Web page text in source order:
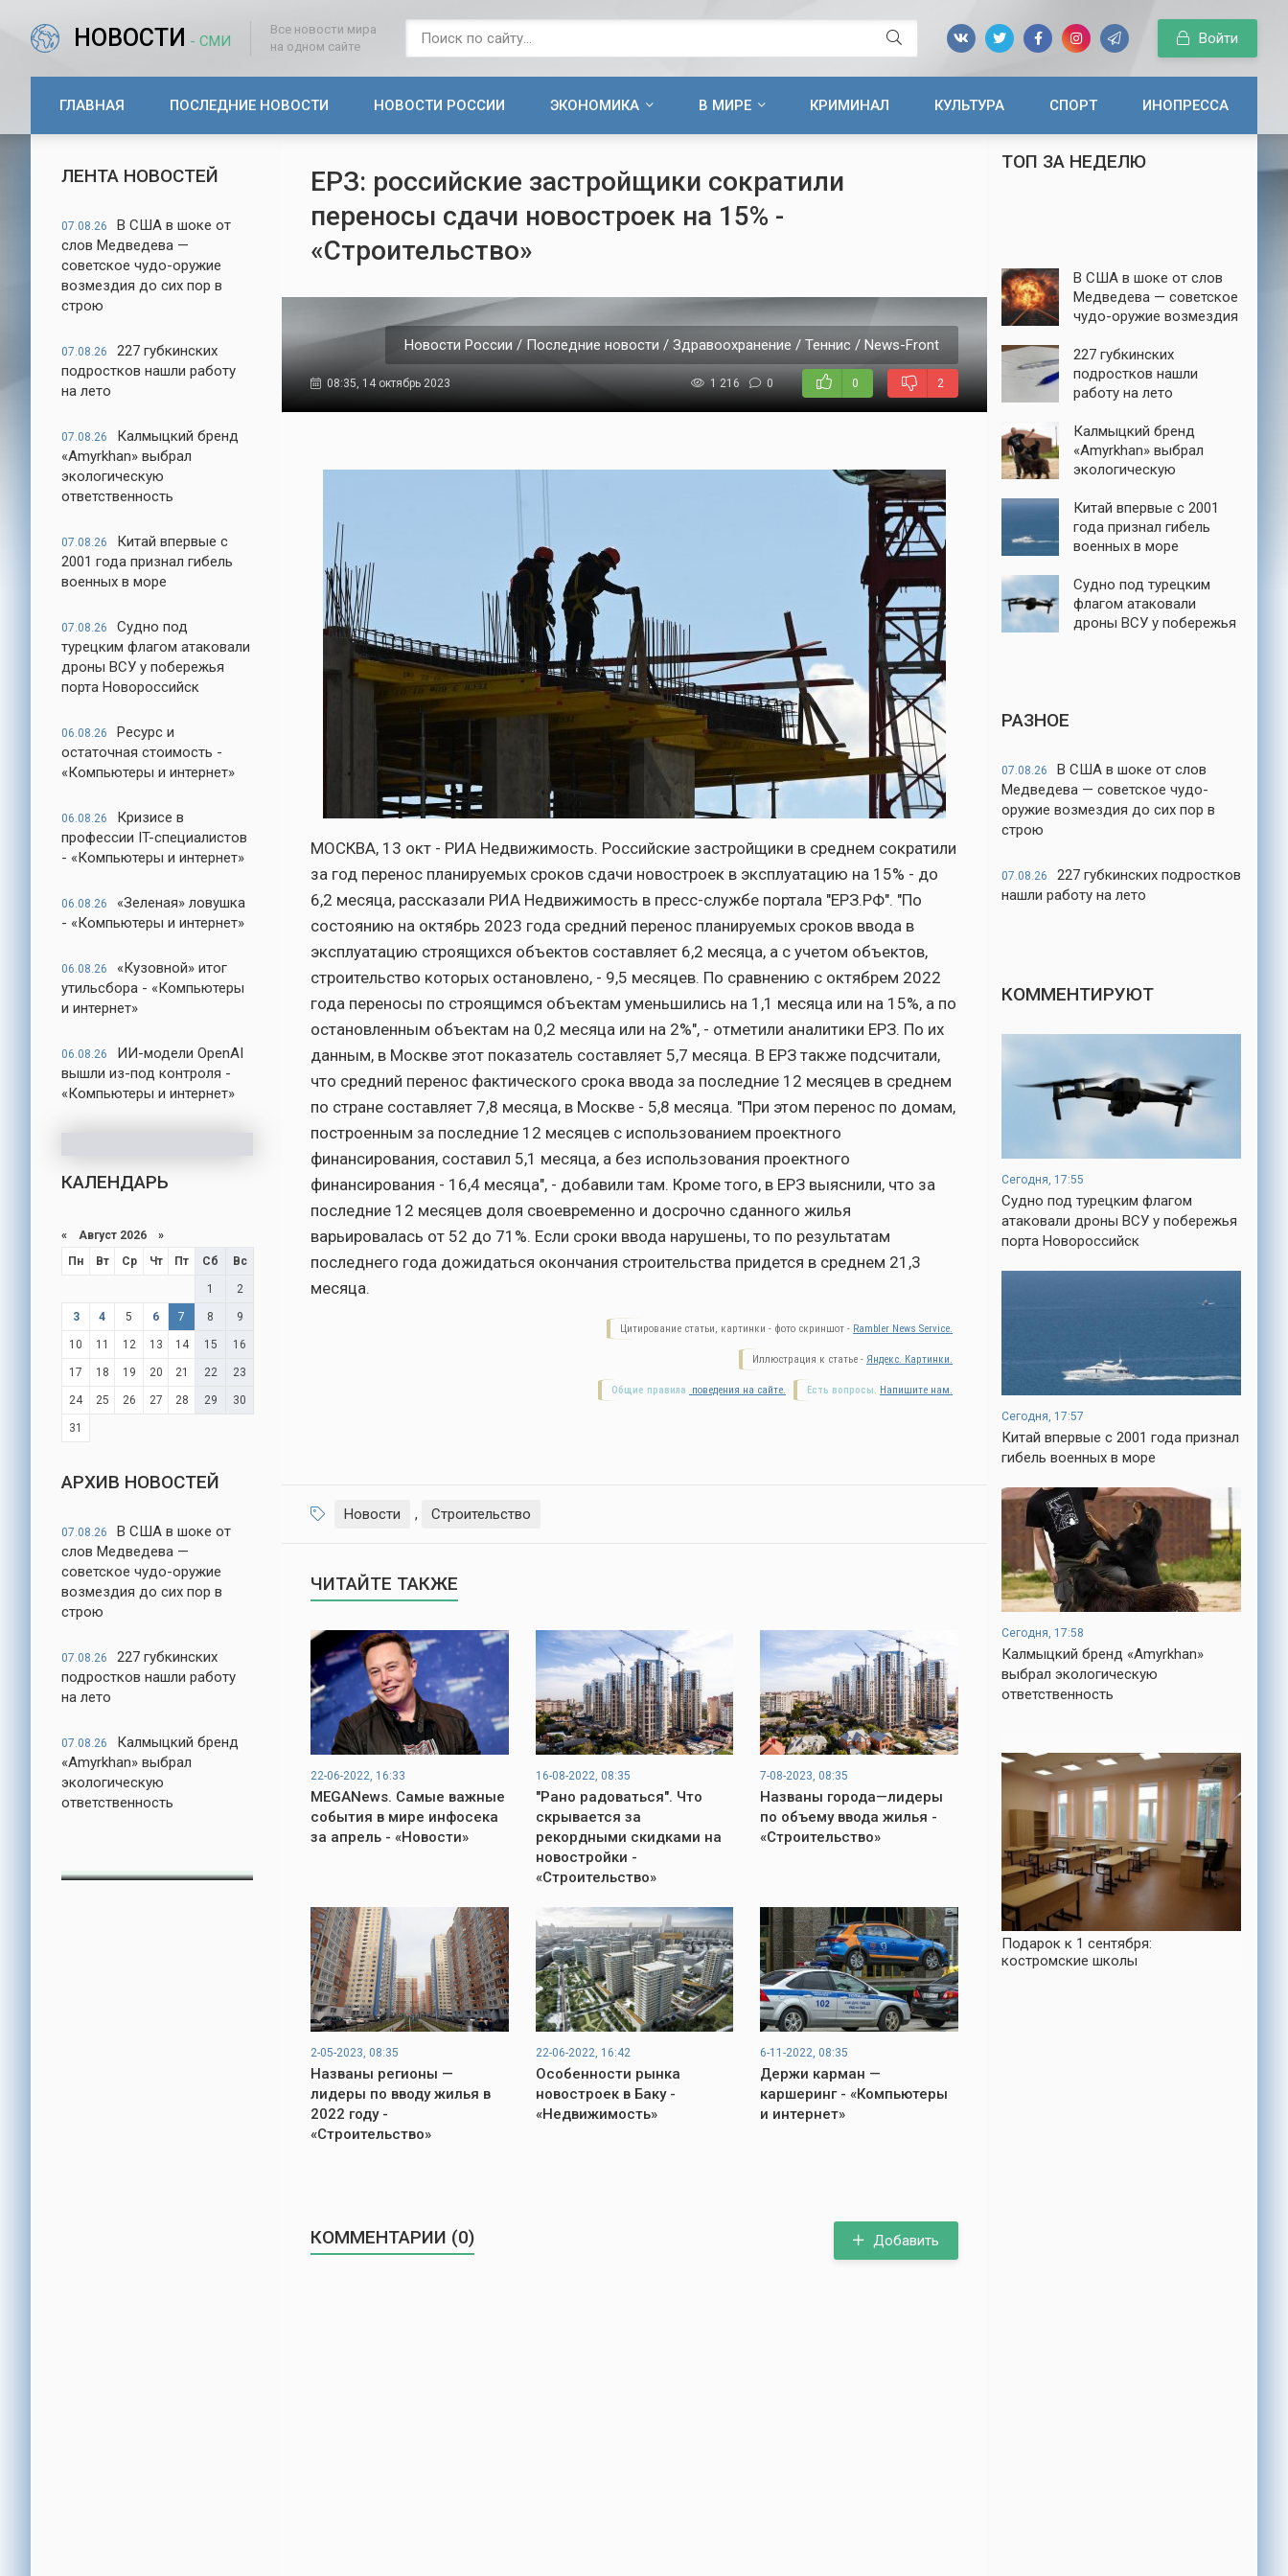
НОВОСТИ - СМИ
Все новости мира
на одном сайте
Войти
ГЛАВНАЯ ПОСЛЕДНИЕ НОВОСТИ НОВОСТИ РОССИИ ЭКОНОМИКА В МИРЕ КРИМИНАЛ КУЛЬТУРА СПОРТ ИНОПРЕССА
ЛЕНТА НОВОСТЕЙ
07.08.26
В США в шоке от
слов Медведева —
советское чудо-оружие
возмездия до сих пор в
строю
07.08.26
227 губкинских
подростков нашли работу
на лето
07.08.26
Калмыцкий бренд
«Amyrkhan» выбрал
экологическую
ответственность
07.08.26
Китай впервые с
2001 года признал гибель
военных в море
07.08.26
Судно под
турецким флагом атаковали
дроны ВСУ у побережья
порта Новороссийск
06.08.26
Ресурс и
остаточная стоимость -
«Компьютеры и интернет»
06.08.26
Кризисе в
профессии IT-специалистов
- «Компьютеры и интернет»
06.08.26
«Зеленая» ловушка
- «Компьютеры и интернет»
06.08.26
«Кузовной» итог
утильсбора - «Компьютеры
и интернет»
06.08.26
ИИ-модели OpenAI
вышли из-под контроля -
«Компьютеры и интернет»
КАЛЕНДАРЬ
« Август 2026 »
Пн
Вт Ср Чт Пт Сб Вс
1 2
3 4 5 6 7 8 9
10 11 12 13 14 15 16
17 18 19 20 21 22 23
24 25 26 27 28 29 30
31
АРХИВ НОВОСТЕЙ
07.08.26
В США в шоке от
слов Медведева —
советское чудо-оружие
возмездия до сих пор в
строю
07.08.26
227 губкинских
подростков нашли работу
на лето
07.08.26
Калмыцкий бренд
«Amyrkhan» выбрал
экологическую
ответственность
ЕРЗ: российские застройщики сократили
переносы сдачи новостроек на 15% -
«Строительство»
Новости России / Последние новости / Здравоохранение / Теннис / News-Front
08:35, 14 октябрь 2023 1 216 0 0 2
МОСКВА, 13 окт - РИА Недвижимость. Российские застройщики в среднем сократили
за год перенос планируемых сроков сдачи новостроек в эксплуатацию на 15% - до
6,2 месяца, рассказали РИА Недвижимость в пресс-службе портала "ЕРЗ.РФ". "По
состоянию на октябрь 2023 года средний перенос планируемых сроков ввода в
эксплуатацию строящихся объектов составляет 6,2 месяца, а с учетом объектов,
строительство которых остановлено, - 9,5 месяцев. По сравнению с октябрем 2022
года переносы по строящимся объектам уменьшились на 1,1 месяца или на 15%, а по
остановленным объектам на 0,2 месяца или на 2%", - отметили аналитики ЕРЗ. По их
данным, в Москве этот показатель составляет 5,7 месяца. В ЕРЗ также подсчитали,
что средний перенос фактического срока ввода за последние 12 месяцев в среднем
по стране составляет 7,8 месяца, в Москве - 5,8 месяца. "При этом перенос по домам,
построенным за последние 12 месяцев с использованием проектного
финансирования, составил 5,1 месяца, а без использования проектного
финансирования - 16,4 месяца", - добавили там. Кроме того, в ЕРЗ выяснили, что за
последние 12 месяцев доля своевременно и досрочно сданного жилья
варьировалась от 52 до 71%. Если сроки ввода нарушены, то по результатам
последнего года дожидаться окончания строительства придется в среднем 21,3
месяца.
Цитирование статьи, картинки - фото скриншот - Rambler News Service.
Иллюстрация к статье - Яндекс. Картинки.
Есть вопросы. Напишите нам.
Общие правила поведения на сайте.
Новости , Строительство
ЧИТАЙТЕ ТАКЖЕ
22-06-2022, 16:33
MEGANews. Самые важные
события в мире инфосека
за апрель - «Новости»
16-08-2022, 08:35
"Рано радоваться". Что
скрывается за
рекордными скидками на
новостройки -
«Строительство»
7-08-2023, 08:35
Названы города—лидеры
по объему ввода жилья -
«Строительство»
2-05-2023, 08:35
Названы регионы —
лидеры по вводу жилья в
2022 году -
«Строительство»
22-06-2022, 16:42
Особенности рынка
новостроек в Баку -
«Недвижимость»
6-11-2022, 08:35
Держи карман —
каршеринг - «Компьютеры
и интернет»
КОММЕНТАРИИ (0) Добавить
ТОП ЗА НЕДЕЛЮ
В США в шоке от слов
Медведева — советское
чудо-оружие возмездия
227 губкинских
подростков нашли
работу на лето
Калмыцкий бренд
«Amyrkhan» выбрал
экологическую
Китай впервые с 2001
года признал гибель
военных в море
Судно под турецким
флагом атаковали
дроны ВСУ у побережья
РАЗНОЕ
07.08.26
В США в шоке от слов
Медведева — советское чудо-
оружие возмездия до сих пор в
строю
07.08.26
227 губкинских подростков
нашли работу на лето
КОММЕНТИРУЮТ
Сегодня, 17:55
Судно под турецким флагом
атаковали дроны ВСУ у побережья
порта Новороссийск
Сегодня, 17:57
Китай впервые с 2001 года признал
гибель военных в море
Сегодня, 17:58
Калмыцкий бренд «Amyrkhan»
выбрал экологическую
ответственность
Подарок к 1 сентября:
костромские школы